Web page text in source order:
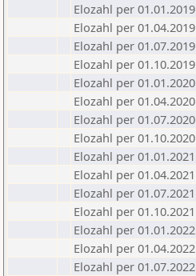
Elozahl per 01.01.2019
Elozahl per 01.04.2019
Elozahl per 01.07.2019
Elozahl per 01.10.2019
Elozahl per 01.01.2020
Elozahl per 01.04.2020
Elozahl per 01.07.2020
Elozahl per 01.10.2020
Elozahl per 01.01.2021
Elozahl per 01.04.2021
Elozahl per 01.07.2021
Elozahl per 01.10.2021
Elozahl per 01.01.2022
Elozahl per 01.04.2022
Elozahl per 01.07.2022